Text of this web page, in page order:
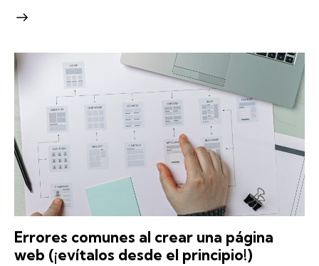
Errores comunes al crear una página
web (¡evítalos desde el principio!)